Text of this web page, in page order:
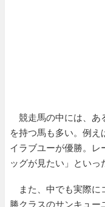
競走馬の中には、あ
を持つ馬も多い。例え
イラブユーが優勝。レ
ッグが見たい」といっ
また、中でも実際に
勝クラスのサンキュー